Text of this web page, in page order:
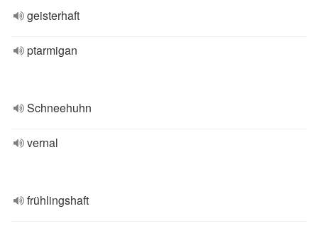
geisterhaft
ptarmigan
Schneehuhn
vernal
frühlingshaft